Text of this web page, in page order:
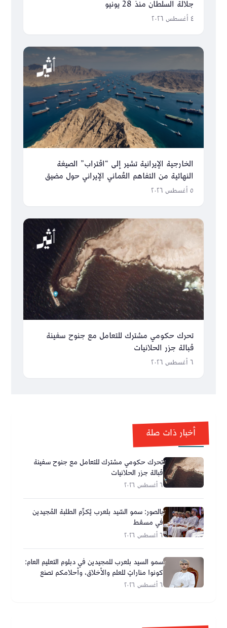
جلالة السلطان منذ 28 يونيو
٤ أغسطس ٢٠٢٦
الخارجية الإيرانية تشير إلى “اقتراب” الصيغة
النهائية من التفاهم العُماني الإيراني حول مضيق
هرمز
٥ أغسطس ٢٠٢٦
تحرك حكومي مشترك للتعامل مع جنوح سفينة
قبالة جزر الحلانيات
٦ أغسطس ٢٠٢٦
أخبار ذات صلة
تحرك حكومي مشترك للتعامل مع جنوح سفينة
قبالة جزر الحلانيات
٦ أغسطس ٢٠٢٦
بالصور: سمو السّيد بلعرب يُكرِّم الطلبة المُجيدين
في مسقط
٦ أغسطس ٢٠٢٦
سمو السيد بلعرب للمجيدين في دبلوم التعليم العام:
كونوا مناراتٍ للعلم والأخلاق، وأحلامكم تصنع
مستقبل عُمان
٦ أغسطس ٢٠٢٦